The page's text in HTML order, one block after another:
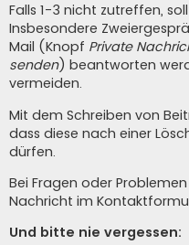
Falls 1-3 nicht zutreffen,
Insbesondere
Mail (Knopf Private
senden) beantworten
vermeiden.
Mit dem Schreiben von
dass diese nach einer
dürfen.
Bei Fragen oder
Nachricht im
Und bitte nie vergessen: